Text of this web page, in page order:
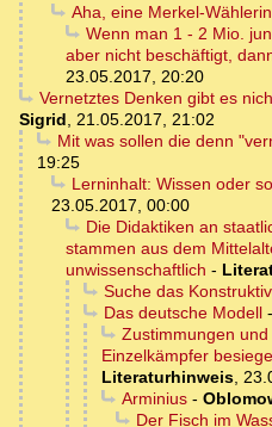
Aha, eine Merkel-
Wenn man 1 - 2 Mio.
aber nicht beschäftigt,
23.05.2017, 20:20
Vernetztes Denken gibt es
Sigrid, 21.05.2017, 21:02
Mit was sollen die denn
19:25
Lerninhalt: Wissen oder
23.05.2017, 00:00
Die Didaktiken an
stammen aus dem
unwissenschaftlich -
Suche das
Das deutsche Modell-
Zustimmungen
Einzelkämpfer
Literaturhinweis,
Arminius-
Der Fisch im